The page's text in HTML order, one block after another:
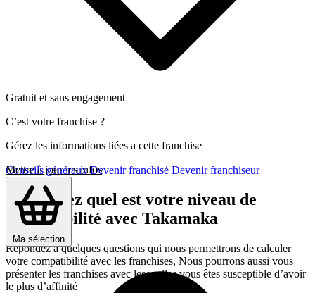
Conseils générauxDevenir franchisé Devenir franchiseur
Ma sélection
Gratuit et sans engagement
C’est votre franchise ?
Gérez les informations liées a cette franchise
Mettre à jour les infos
Découvrez quel est votre niveau de
compatibilité avec Takamaka
Répondez a quelques questions qui nous permettrons de calculer
votre compatibilité avec les franchises, Nous pourrons aussi vous
présenter les franchises avec lesquelles vous êtes susceptible d’avoir
le plus d’affinité